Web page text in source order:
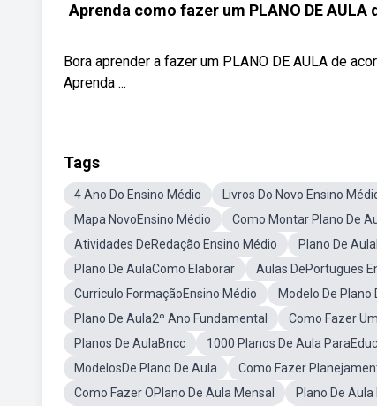
Aprenda como fazer um PLANO DE
Bora aprender a fazer um PLANO DE AULA de
Aprenda ...
Tags
4 Ano Do Ensino Médio Livros Do Novo Ensino
Mapa NovoEnsino Médio
Como Montar Plano De
Atividades DeRedação Ensino Médio
Plano De
Plano De AulaComo Elaborar
Aulas DePortugues
Curriculo FormaçãoEnsino Médio
Modelo De Plano
Plano De Aula2º Ano Fundamental
Como Fazer
Planos De AulaBncc
1000 Planos De Aula
ModelosDe Plano De Aula
Como Fazer
Como Fazer OPlano De Aula Mensal
Plano De